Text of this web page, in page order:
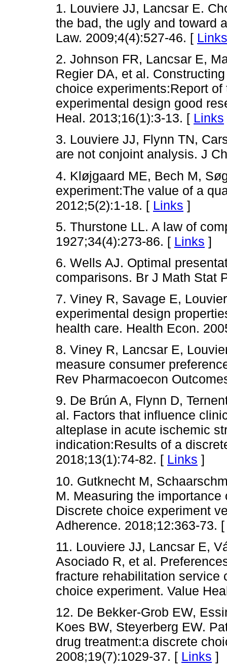
1. Louviere JJ, Lancsar E.
the bad, the ugly and toward
Law. 2009;4(4):527-46. [ Links
2. Johnson FR, Lancsar E,
Regier DA, et al.
choice experiments:Report
experimental design good
Heal. 2013;16(1):3-13. [ Links
3. Louviere JJ, Flynn TN,
are not conjoint analysis. J
4. Kløjgaard ME, Bech M,
experiment:The value of a
2012;5(2):1-18. [ Links ]
5. Thurstone LL. A law of
1927;34(4):273-86. [ Links ]
6. Wells AJ. Optimal
comparisons. Br J Math Stat
7. Viney R, Savage E,
experimental design
health care. Health Econ.
8. Viney R, Lancsar E,
measure consumer
Rev Pharmacoecon
9. De Brún A, Flynn D,
al. Factors that influence
alteplase in acute ischemic
indication:Results of a
2018;13(1):74-82. [ Links ]
10. Gutknecht M,
M. Measuring the
Discrete choice experiment
Adherence. 2018;12:363-73.
11. Louviere JJ, Lancsar E,
Asociado R, et al.
fracture rehabilitation service
choice experiment. Value
12. De Bekker-Grob EW,
Koes BW, Steyerberg EW.
drug treatment:a discrete
2008;19(7):1029-37. [ Links ]